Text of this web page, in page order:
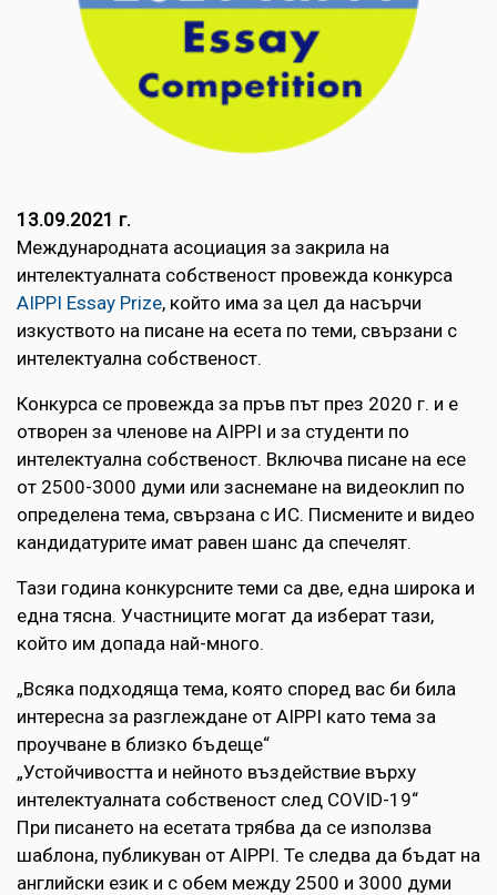
13.09.2021 г.
Международната асоциация за закрила на
интелектуалната собственост провежда конкурса
AIPPI Essay Prize, който има за цел да насърчи
изкуството на писане на есета по теми, свързани с
интелектуална собственост.
Конкурса се провежда за пръв път през 2020 г. и е
отворен за членове на AIPPI и за студенти по
интелектуална собственост. Включва писане на есе
от 2500-3000 думи или заснемане на видеоклип по
определена тема, свързана с ИС. Писмените и видео
кандидатурите имат равен шанс да спечелят.
Тази година конкурсните теми са две, една широка и
една тясна. Участниците могат да изберат тази,
който им допада най-много.
„Всяка подходяща тема, която според вас би била
интересна за разглеждане от AIPPI като тема за
проучване в близко бъдеще“
„Устойчивостта и нейното въздействие върху
интелектуалната собственост след COVID-19“
При писането на есетата трябва да се използва
шаблона, публикуван от AIPPI. Те следва да бъдат на
английски език и с обем между 2500 и 3000 думи